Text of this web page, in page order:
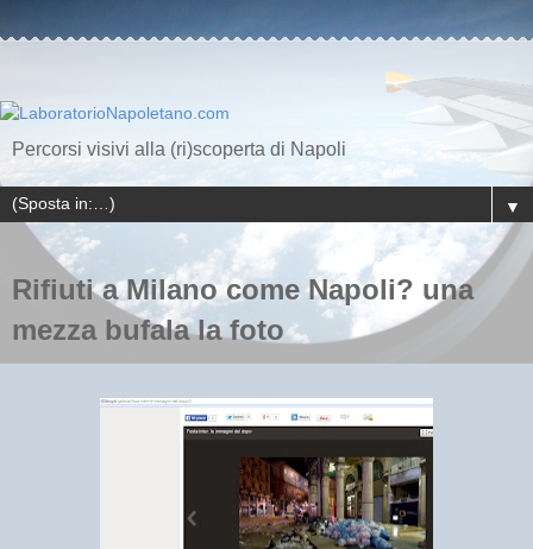
Percorsi visivi alla (ri)scoperta di Napoli
▼
Rifiuti a Milano come Napoli? una
mezza bufala la foto